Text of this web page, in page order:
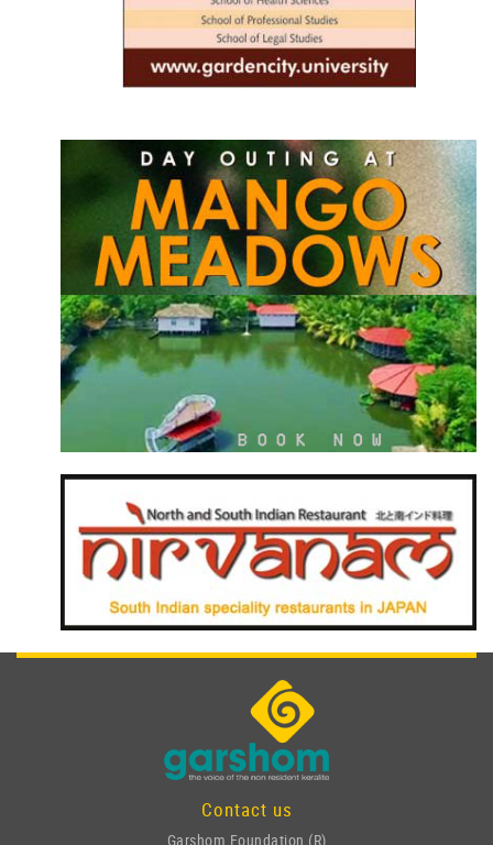
Contact us
Garshom Foundation (R)